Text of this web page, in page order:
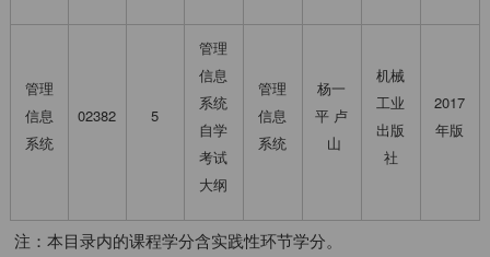
管理
信息
系统
02382 5
管理
信息
系统
自学
考试
大纲
管理
信息
系统
杨一
平 卢
山
机械
工业
出版
社
2017
年版
注：本目录内的课程学分含实践性环节学分。